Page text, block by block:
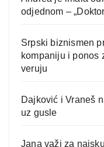
odjednom –
Srpski biznismen
kompaniju i ponos
veruju
Dajković i Vraneš
uz gusle
Jana važi za